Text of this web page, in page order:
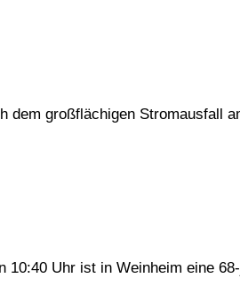
dem großflächigen Stromausfall
10:40 Uhr ist in Weinheim eine